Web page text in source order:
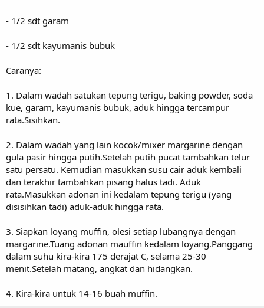
- 1/2 sdt garam
- 1/2 sdt kayumanis bubuk
Caranya:
1. Dalam wadah satukan tepung terigu, baking powder, soda
kue, garam, kayumanis bubuk, aduk hingga tercampur
rata.Sisihkan.
2. Dalam wadah yang lain kocok/mixer margarine dengan
gula pasir hingga putih.Setelah putih pucat tambahkan telur
satu persatu. Kemudian masukkan susu cair aduk kembali
dan terakhir tambahkan pisang halus tadi. Aduk
rata.Masukkan adonan ini kedalam tepung terigu (yang
disisihkan tadi) aduk-aduk hingga rata.
3. Siapkan loyang muffin, olesi setiap lubangnya dengan
margarine.Tuang adonan mauffin kedalam loyang.Panggang
dalam suhu kira-kira 175 derajat C, selama 25-30
menit.Setelah matang, angkat dan hidangkan.
4. Kira-kira untuk 14-16 buah muffin.